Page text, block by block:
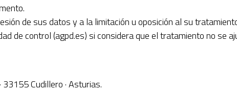
de sus datos y a la limitación u oposición al su
de control (agpd.es) si considera que el tratamiento no se
33155 Cudillero · Asturias.